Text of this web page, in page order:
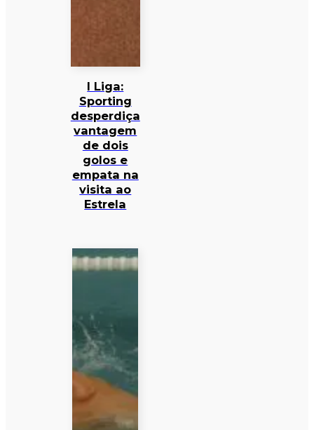
I Liga:
Sporting
desperdiça
vantagem
de dois
golos e
empata na
visita ao
Estrela